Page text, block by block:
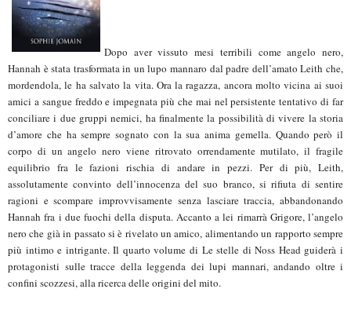
Dopo aver vissuto mesi terribili come angelo nero,
Hannah è stata trasformata in un lupo mannaro dal padre dell’amato Leith che,
mordendola, le ha salvato la vita. Ora la ragazza, ancora molto vicina ai suoi
amici a sangue freddo e impegnata più che mai nel persistente tentativo di far
conciliare i due gruppi nemici, ha finalmente la possibilità di vivere la storia
d’amore che ha sempre sognato con la sua anima gemella. Quando però il
corpo di un angelo nero viene ritrovato orrendamente mutilato, il fragile
equilibrio fra le fazioni rischia di andare in pezzi. Per di più, Leith,
assolutamente convinto dell’innocenza del suo branco, si rifiuta di sentire
ragioni e scompare improvvisamente senza lasciare traccia, abbandonando
Hannah fra i due fuochi della disputa. Accanto a lei rimarrà Grigore, l’angelo
nero che già in passato si è rivelato un amico, alimentando un rapporto sempre
più intimo e intrigante. Il quarto volume di Le stelle di Noss Head guiderà i
protagonisti sulle tracce della leggenda dei lupi mannari, andando oltre i
confini scozzesi, alla ricerca delle origini del mito.